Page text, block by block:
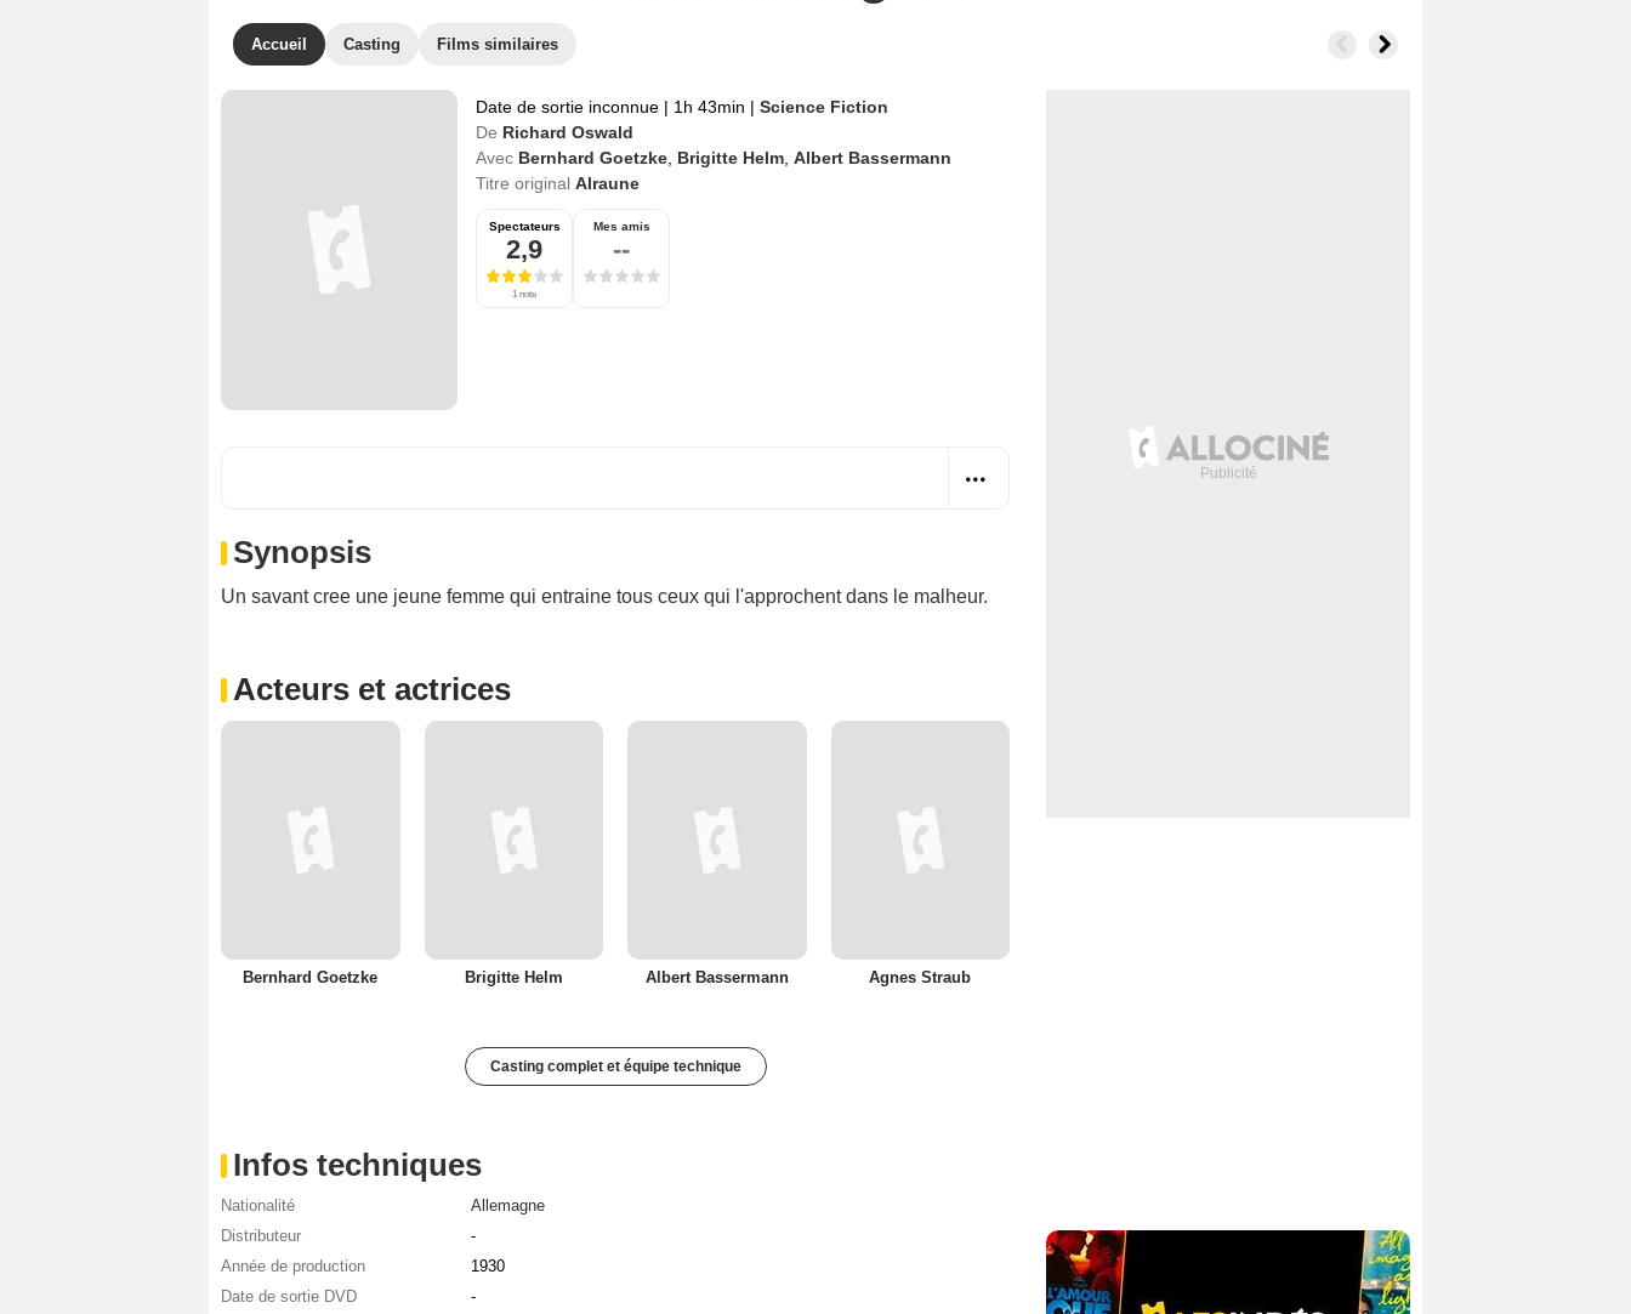
Accueil Casting Films similaires
Date de sortie inconnue | 1h 43min | Science Fiction
De Richard Oswald
Avec Bernhard Goetzke Brigitte Helm Albert Bassermann
Titre original Alraune
Spectateurs
2,9
1 note
Mes amis
--
Synopsis
Un savant cree une jeune femme qui entraine tous ceux qui l'approchent dans le malheur.
Acteurs et actrices
Bernhard Goetzke Brigitte Helm Albert Bassermann Agnes Straub
Casting complet et équipe technique
Infos techniques
Nationalité
Allemagne
Distributeur
-
Année de production
1930
Date de sortie DVD
-